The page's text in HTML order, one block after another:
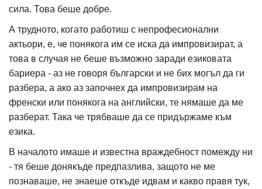
сила. Това беше добре.
А трудното, когато работиш с непрофесионални
актьори, е, че понякога им се иска да импровизират, а
това в случая не беше възможно заради езиковата
бариера - аз не говоря български и не бих могъл да ги
разбера, а ако аз започнех да импровизирам на
френски или понякога на английски, те нямаше да ме
разберат. Така че трябваше да се придържаме към
езика.
В началото имаше и известна враждебност помежду ни
- тя беше донякъде предпазлива, защото не ме
познаваше, не знаеше откъде идвам и какво правя тук,